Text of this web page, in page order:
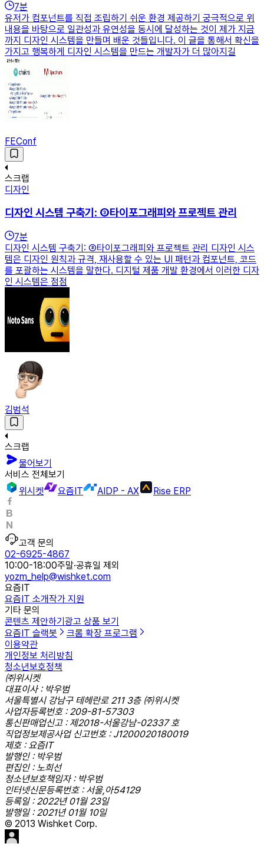
7분
유저가 컴포넌트를 직접 조립하기 쉬운 환경 제공하기 궁극적으로 위
내용을 바탕으로 일관성과 유연성을 동시에 달성하는 것이 제가 지금
까지 디자인 시스템을 만들며 배운 것들입니다. 이 글을 통해서 확신을
가지고 행복하게 디자인 시스템을 만드는 개발자가 더 많아지길
FEConf
스크랩
디자인
디자인 시스템 구축기: ③타이포그래피와 프로젝트 관리
7분
디자인 시스템 구축기: ③타이포그래피와 프로젝트 관리 디자인 시스
템은 디자인 원칙과 규격, 재사용할 수 있는 UI 패턴과 컴포넌트, 코드
를 포괄하는 시스템을 말한다. 디지털 제품 개발 환경에서 이러한 디자
인 시스템은 점점
김범석
스크랩
물어보기
서비스 전체보기
위시켓
요즘IT AIDP - AX Rise ERP
고객 문의
02-6925-4867
10:00-18:00주말·공휴일 제외
yozm_help@wishket.com
요즘IT
요즘IT 소개작가 지원
기타 문의
콘텐츠 제안하기 광고 상품 보기
요즘IT 슬랙봇
크롬 확장 프로그램
이용약관
개인정보 처리방침
청소년보호정책
㈜위시켓
대표이사 : 박우범
서울특별시 강남구 테헤란로 211 3층 ㈜위시켓
사업자등록번호 : 209-81-57303
통신판매업신고 : 제2018-서울강남-02337 호
직업정보제공사업 신고번호 : J1200020180019
제호 : 요즘IT
발행인 : 박우범
편집인 : 노희선
청소년보호책임자 : 박우범
인터넷신문등록번호 : 서울,아54129
등록일 : 2022년 01월 23일
발행일 : 2021년 01월 10일
© 2013 Wishket Corp.